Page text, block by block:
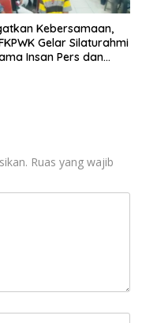
Kebersamaan,
Gelar Silaturahmi
Insan Pers dan
Ruas yang wajib